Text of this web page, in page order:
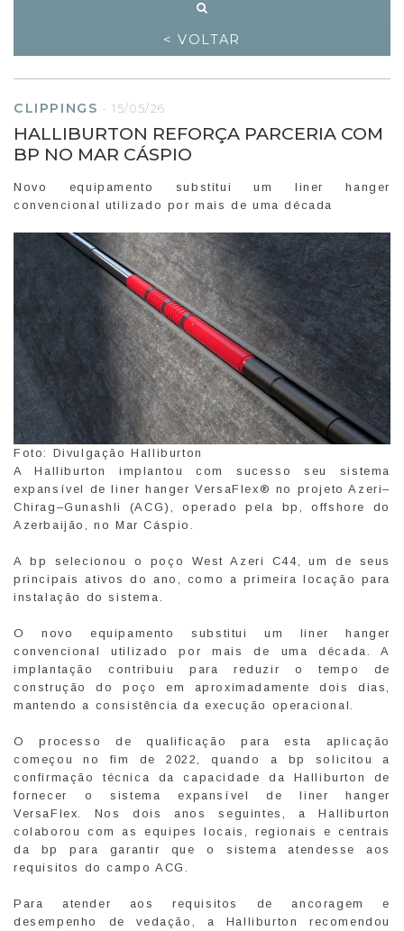
< VOLTAR
CLIPPINGS -15/05/26
HALLIBURTON REFORÇA PARCERIA COM
BP NO MAR CÁSPIO
Novo equipamento substitui um liner hanger
convencional utilizado por mais de uma década
Foto: Divulgação Halliburton
A Halliburton implantou com sucesso seu sistema
expansível de liner hanger VersaFlex® no projeto Azeri–
Chirag–Gunashli (ACG), operado pela bp, offshore do
Azerbaijão, no Mar Cáspio.
A bp selecionou o poço West Azeri C44, um de seus
principais ativos do ano, como a primeira locação para
instalação do sistema.
O novo equipamento substitui um liner hanger
convencional utilizado por mais de uma década. A
implantação contribuiu para reduzir o tempo de
construção do poço em aproximadamente dois dias,
mantendo a consistência da execução operacional.
O processo de qualificação para esta aplicação
começou no fim de 2022, quando a bp solicitou a
confirmação técnica da capacidade da Halliburton de
fornecer o sistema expansível de liner hanger
VersaFlex. Nos dois anos seguintes, a Halliburton
colaborou com as equipes locais, regionais e centrais
da bp para garantir que o sistema atendesse aos
requisitos do campo ACG.
Para atender aos requisitos de ancoragem e
desempenho de vedação, a Halliburton recomendou